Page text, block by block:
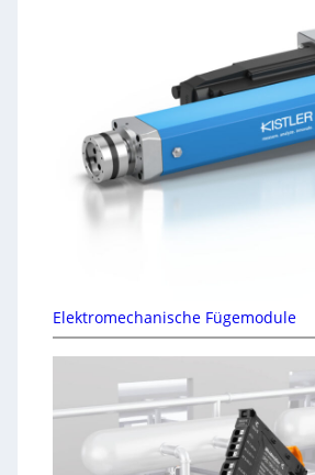
Elektromechanische Fügemodule